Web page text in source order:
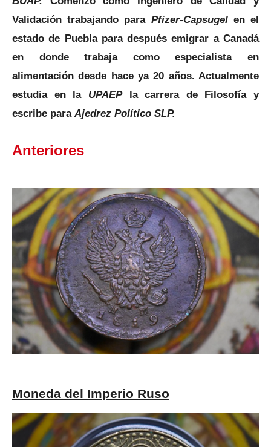
Validación trabajando para Pfizer-Capsugelen el
estado de Puebla para después emigrar a Canadá
en donde trabaja como especialista en
alimentación desde hace ya 20 años. Actualmente
estudia en la UPAEPla carrera de Filosofía y
escribe para Ajedrez Político SLP.
Anteriores
Moneda del Imperio Ruso